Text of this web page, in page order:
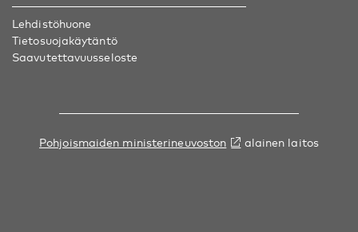
Lehdistöhuone
Tietosuojakäytäntö
Saavutettavuusseloste
Pohjoismaiden ministerineuvoston alainen laitos